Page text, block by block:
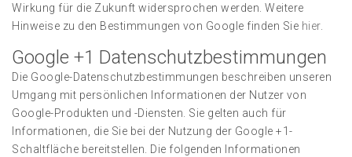
Wirkung für die Zukunft widersprochen werden. Weitere
Hinweise zu den Bestimmungen von Google finden Sie hier.
Google +1 Datenschutzbestimmungen
Die Google-Datenschutzbestimmungen beschreiben unseren
Umgang mit persönlichen Informationen der Nutzer von
Google-Produkten und -Diensten. Sie gelten auch für
Informationen, die Sie bei der Nutzung der Google +1-
Schaltfläche bereitstellen. Die folgenden Informationen